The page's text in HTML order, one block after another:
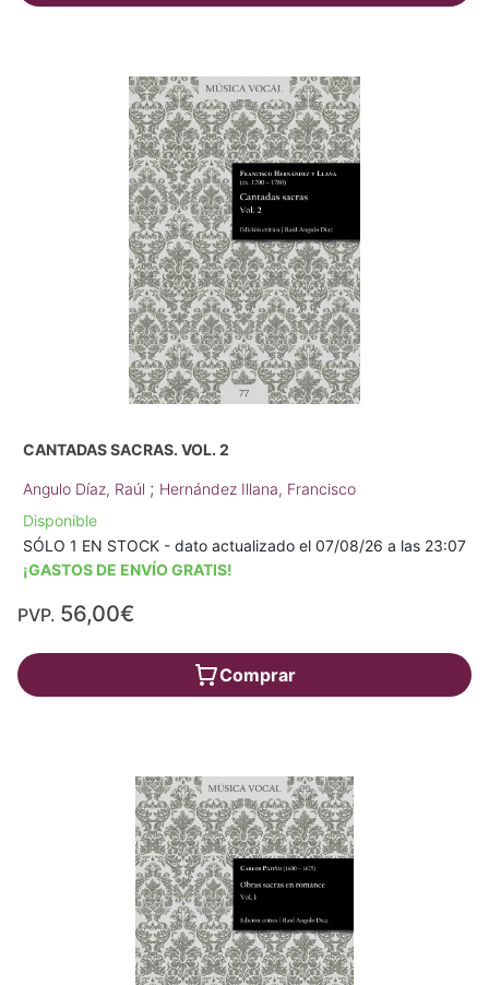
CANTADAS SACRAS. VOL. 2
Angulo Díaz, Raúl ; Hernández Illana, Francisco
Disponible
SÓLO 1 EN STOCK - dato actualizado el 07/08/26 a las 23:07
¡GASTOS DE ENVÍO GRATIS!
PVP. 56,00€
Comprar